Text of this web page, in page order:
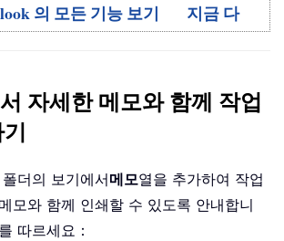
의 모든 기능 보기
지금 다
자세한 메모와 함께 작업
더의 보기에서메모열을 추가하여 작업
모와 함께 인쇄할 수 있도록 안내합니
따르세요：